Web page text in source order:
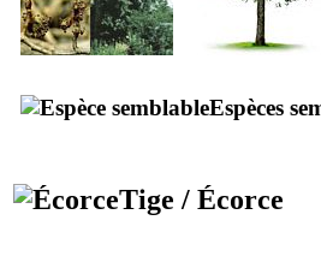
Espèces
Tige / Écorce